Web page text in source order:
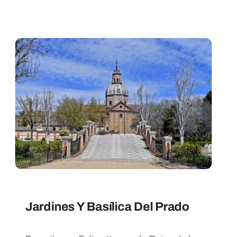
Jardines Y Basílica Del Prado